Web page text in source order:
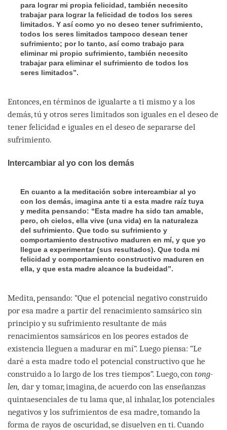
para lograr mi propia felicidad, también necesito
trabajar para lograr la felicidad de todos los seres
limitados. Y así como yo no deseo tener sufrimiento,
todos los seres limitados tampoco desean tener
sufrimiento; por lo tanto, así como trabajo para
eliminar mi propio sufrimiento, también necesito
trabajar para eliminar el sufrimiento de todos los
seres limitados”.
Entonces, en términos de igualarte a ti mismo y a los
demás, tú y otros seres limitados son iguales en el deseo de
tener felicidad e iguales en el deseo de separarse del
sufrimiento.
Intercambiar al yo con los demás
En cuanto a la meditación sobre intercambiar al yo
con los demás, imagina ante ti a esta madre raíz tuya
y medita pensando: “Esta madre ha sido tan amable,
pero, oh cielos, ella vive (una vida) en la naturaleza
del sufrimiento. Que todo su sufrimiento y
comportamiento destructivo maduren en mí, y que yo
llegue a experimentar (sus resultados). Que toda mi
felicidad y comportamiento constructivo maduren en
ella, y que esta madre alcance la budeidad”.
Medita, pensando: “Que el potencial negativo construido
por esa madre a partir del renacimiento samsárico sin
principio y su sufrimiento resultante de más
renacimientos samsáricos en los peores estados de
existencia lleguen a madurar en mí”. Luego piensa: “Le
daré a esta madre todo el potencial constructivo que he
construido a lo largo de los tres tiempos”. Luego, con tong-
len, dar y tomar, imagina, de acuerdo con las enseñanzas
quintaesenciales de tu lama que, al inhalar, los potenciales
negativos y los sufrimientos de esa madre, tomando la
forma de rayos de oscuridad, se disuelven en ti. Cuando